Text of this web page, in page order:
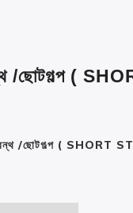
/ছোটগল্প (
/ছোটগল্প ( SHORT